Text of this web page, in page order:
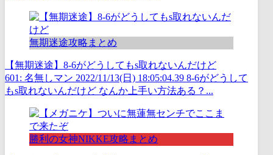
無期迷途攻略まとめ
【無期迷途】8-6がどうしてもs取れないんだけど
601: 名無しマン 2022/11/13(日) 18:05:04.39 8-6がどうして
もs取れないんだけど なんか上手い方法ある？...
勝利の女神NIKKE攻略まとめ